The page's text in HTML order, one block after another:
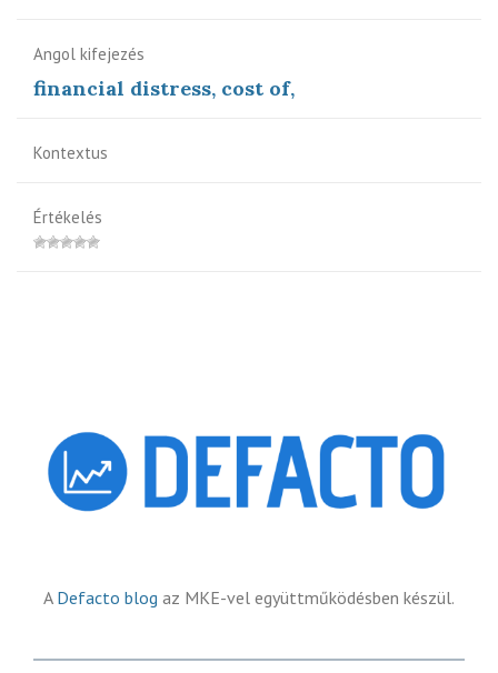
Angol kifejezés
financial distress, cost of,
Kontextus
Értékelés
A Defacto blog az MKE-vel együttműködésben készül.